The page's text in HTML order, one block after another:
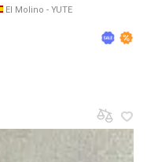
El Molino - YUTE